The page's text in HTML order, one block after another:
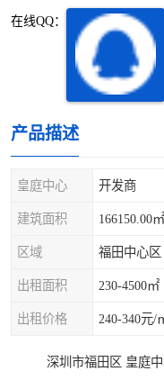
在线QQ：
产品描述
皇庭中心 开发商
建筑面积 166150.00㎡
区域 福田中心区
出租面积 230-4500㎡
出租价格 240-340元/
深圳市福田区 皇庭
龙岗区
光明区
龙华观澜